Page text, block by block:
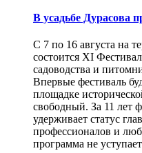
В усадьбе Дурасова
С 7 по 16 августа на
состоится XI
садоводства и
Впервые фестиваль
площадке
свободный. За 11 лет
удерживает статус
профессионалов и
программа не